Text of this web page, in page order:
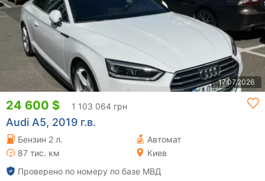
17.07.2026
24 600 $ 1 103 064 грн
Audi A5, 2019 г.в.
Бензин 2 л.
Автомат
87 тис. км
Киев
Проверено по номеру по базе МВД